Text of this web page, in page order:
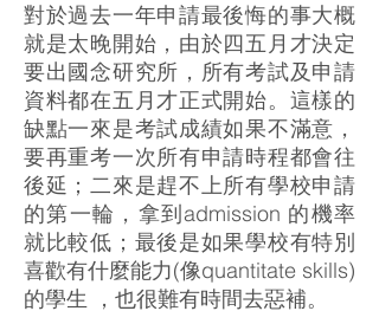
對於過去一年申請最後悔的事大概
就是太晚開始，由於四五月才決定
要出國念研究所，所有考試及申請
資料都在五月才正式開始。這樣的
缺點一來是考試成績如果不滿意，
要再重考一次所有申請時程都會往
後延；二來是趕不上所有學校申請
的第一輪，拿到admission 的機率
就比較低；最後是如果學校有特別
喜歡有什麼能力(像quantitate skills)
的學生 ，也很難有時間去惡補。